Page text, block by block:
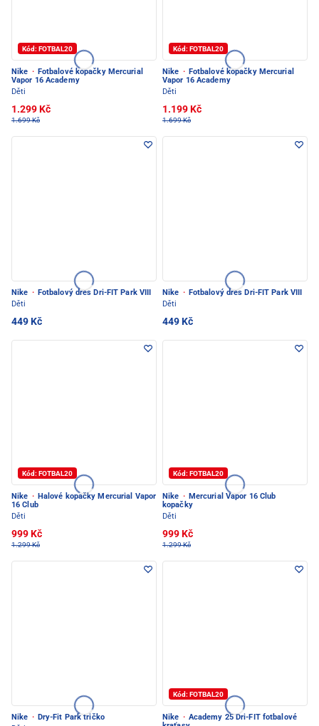
Kód: FOTBAL20
Nike · Fotbalové kopačky Mercurial
Vapor 16 Academy
Děti
1.299 Kč
1.699 Kč
Kód: FOTBAL20
Nike · Fotbalové kopačky Mercurial
Vapor 16 Academy
Děti
1.199 Kč
1.699 Kč
Nike · Fotbalový dres Dri-FIT Park VIII
Děti
449 Kč
Nike · Fotbalový dres Dri-FIT Park VIII
Děti
449 Kč
Kód: FOTBAL20
Nike · Halové kopačky Mercurial Vapor
16 Club
Děti
999 Kč
1.299 Kč
Kód: FOTBAL20
Nike · Mercurial Vapor 16 Club
kopačky
Děti
999 Kč
1.299 Kč
Nike · Dry-Fit Park tričko
Kód: FOTBAL20
Nike · Academy 25 Dri-FIT fotbalové